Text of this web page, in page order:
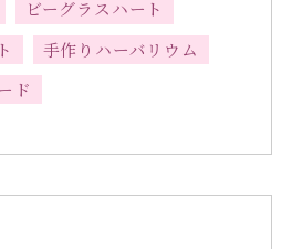
ビーグラスハート
手作りハーバリウム
ド